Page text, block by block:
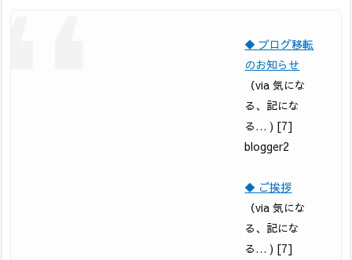
◆ ブログ移転
のお知らせ
（via 気にな
る、記にな
る… ) [7]
blogger2
◆ ご挨拶
（via 気にな
る、記にな
る… ) [7]